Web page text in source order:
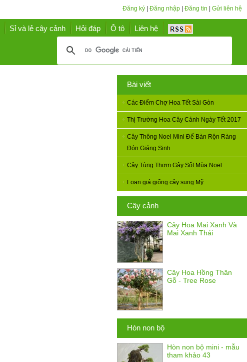
Đăng ký Đăng nhập Đăng tin Gửi liên hệ
Sỉ và lẻ cây cảnh Hỏi đáp Ô tô Liên hệ
Bài viết
Các Điểm Chợ Hoa Tết Sài Gòn
Thị Trường Hoa Cây Cảnh Ngày Tết 2017
Cây Thông Noel Mini Để Bàn Rộn Ràng
Đón Giáng Sinh
Cây Tùng Thơm Gây Sốt Mùa Noel
Loạn giá giống cây sung Mỹ
Cây cảnh
Cây Hoa Mai Xanh Và
Mai Xanh Thái
Cây Hoa Hồng Thân
Gỗ - Tree Rose
Hòn non bộ
Hòn non bộ mini - mẫu
tham khảo 43